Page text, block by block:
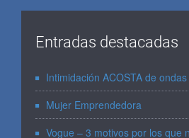
Entradas destacadas
Intimidación ACOSTA de
Mujer Emprendedora
Vogue – 3 motivos por los que